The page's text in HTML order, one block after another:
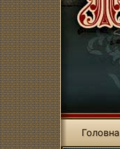
Головна